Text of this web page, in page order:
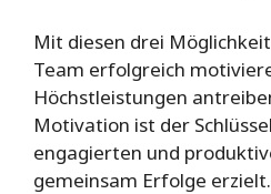
Mit diesen drei
Team erfolgreich
Höchstleistungen
Motivation ist der
engagierten und
gemeinsam Erfolge erzielt.